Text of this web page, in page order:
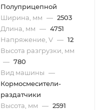
Полуприцепной
Ширина, мм — 2503
Длина, мм — 4751
Напряжение, V — 12
Высота разгрузки, мм
— 780
Вид машины —
Кормосмесители-
раздатчики
Высота, мм — 2591